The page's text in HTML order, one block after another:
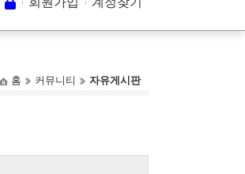
홈 커뮤니티 자유게시판